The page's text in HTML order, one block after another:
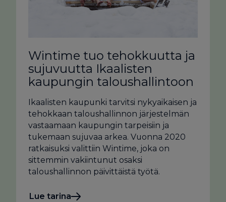
Wintime tuo tehokkuutta ja
sujuvuutta Ikaalisten
kaupungin taloushallintoon
Ikaalisten kaupunki tarvitsi nykyaikaisen ja
tehokkaan taloushallinnon järjestelmän
vastaamaan kaupungin tarpeisiin ja
tukemaan sujuvaa arkea. Vuonna 2020
ratkaisuksi valittiin Wintime, joka on
sittemmin vakiintunut osaksi
taloushallinnon päivittäistä työtä.
Lue tarina